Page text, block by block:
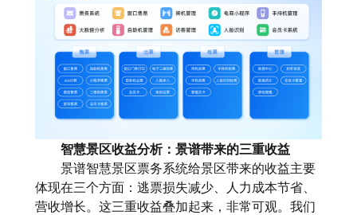
智慧景区收益分析：景谱带来的三重收益
景谱智慧景区票务系统给景区带来的收益主要
体现在三个方面：逃票损失减少、人力成本节省、
营收增长。这三重收益叠加起来，非常可观。我们